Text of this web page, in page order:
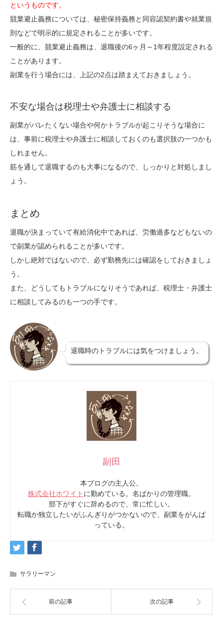
というものです。
競業避止義務については、秘密保持義務と同容認契約書や就業規
則などで明示的に規定されることが多いです。
一般的に、競業避止義務は、退職後の6ヶ月～1年程度設定される
ことがあります。
副業を行う場合には、上記の2点は踏まえておきましょう。
不安な場合は税理士や弁護士に相談する
副業がバレたくない場合や何かトラブルが起こりそうな場合に
は、事前に税理士や弁護士に相談しておくのも選択肢の一つかも
しれません。
筋を通して退職するのも大事になるので、しっかりと対処しまし
ょう。
まとめ
退職が決まっていて有給消化中であれば、労働過多などもないの
で副業が認められることが多いです。
しかし絶対ではないので、必ず勤務先には確認をしておきましょ
う。
また、どうしてもトラブルになりそうであれば、税理士・弁護士
に相談してみるのも一つの手です。
退職時のトラブルには気をつけましょう。
副田
本ブログの主人公。
株式会社ホワイト に勤めている。名ばかりの管理職。
部下がすぐに辞めるので、常に忙しい。
転職か独立したいがふんぎりがつかないので、副業をがんば
っている。
サラリーマン
前の記事 次の記事